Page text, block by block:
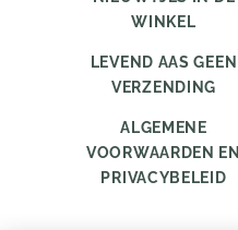
WINKEL
LEVEND AAS GEEN
VERZENDING
ALGEMENE
VOORWAARDEN EN
PRIVACYBELEID